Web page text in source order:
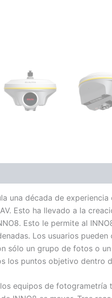
una década de
Esto ha llevado a la
Esto le permite al
Los usuarios
sólo un grupo de fotos o
los puntos objetivo dentro
equipos de fotogrametría